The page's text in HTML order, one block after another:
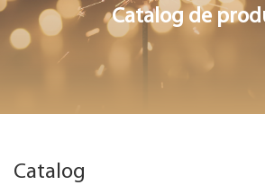
Catalog de
Catalog